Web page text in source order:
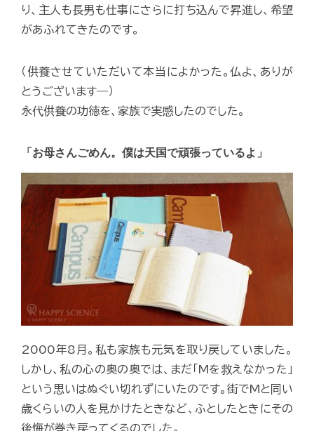
り、主人も長男も仕事にさらに打ち込んで昇進し、希望
があふれてきたのです。
（供養させていただいて本当によかった。仏よ、ありが
とうございます―）
永代供養の功徳を、家族で実感したのでした。
「お母さんごめん。僕は天国で頑張っているよ」
2000年8月。私も家族も元気を取り戻していました。
しかし、私の心の奥の奥では、まだ「Mを救えなかった」
という思いはぬぐい切れずにいたのです。街でMと同い
歳くらいの人を見かけたときなど、ふとしたときにその
後悔が巻き戻ってくるのでした。